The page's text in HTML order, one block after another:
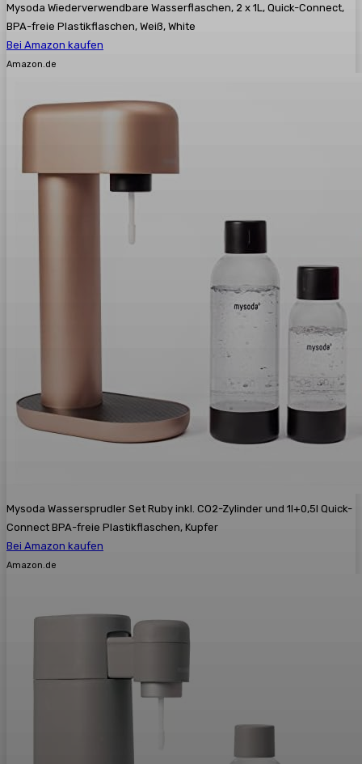
Mysoda Wiederverwendbare Wasserflaschen, 2 x 1L, Quick-Connect,
BPA-freie Plastikflaschen, Weiß, White
Bei Amazon kaufen
Amazon.de
Mysoda Wassersprudler Set Ruby inkl. CO2-Zylinder und 1l+0,5l Quick-
Connect BPA-freie Plastikflaschen, Kupfer
Bei Amazon kaufen
Amazon.de